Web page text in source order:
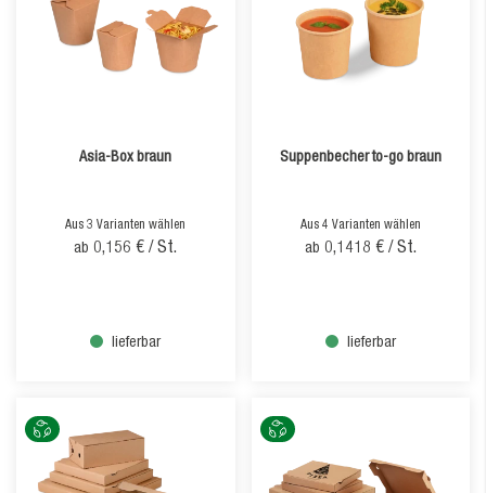
Asia-Box braun
Aus 3 Varianten wählen
ab 0,156 € / St.
lieferbar
Suppenbecher to-go braun
Aus 4 Varianten wählen
ab 0,1418 € / St.
lieferbar